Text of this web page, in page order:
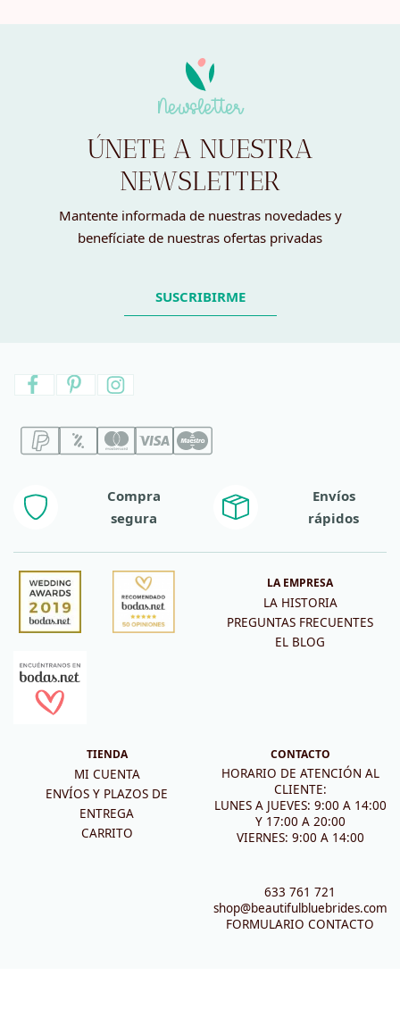
Newsletter
ÚNETE A NUESTRA
NEWSLETTER
Mantente informada de nuestras novedades y
benefíciate de nuestras ofertas privadas
SUSCRIBIRME
Compra
segura
Envíos
rápidos
LA EMPRESA
LA HISTORIA
PREGUNTAS FRECUENTES
EL BLOG
TIENDA
MI CUENTA
ENVÍOS Y PLAZOS DE
ENTREGA
CARRITO
CONTACTO
HORARIO DE ATENCIÓN AL
CLIENTE:
LUNES A JUEVES: 9:00 A 14:00
Y 17:00 A 20:00
VIERNES: 9:00 A 14:00
633 761 721
shop@beautifulbluebrides.com
FORMULARIO CONTACTO